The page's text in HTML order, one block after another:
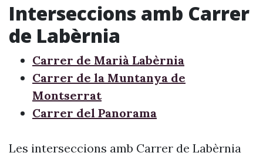
Interseccions amb Carrer
de Labèrnia
Carrer de Marià Labèrnia
Carrer de la Muntanya de
Montserrat
Carrer del Panorama
Les interseccions amb Carrer de Labèrnia